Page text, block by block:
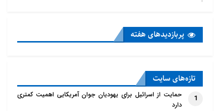
پربازدید‌های هفته
تازه‌‌های سایت
1
حمایت از اسرائیل برای یهودیان جوان آمریکایی اهمیت کمتری
دارد